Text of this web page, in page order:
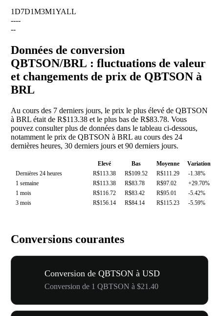
1D7D1M3M1YALL
----
--
Données de conversion
QBTSON/BRL : fluctuations de valeur
et changements de prix de QBTSON à
BRL
Au cours des 7 derniers jours, le prix le plus élevé de QBTSON
à BRL était de R$113.38 et le plus bas de R$83.78. Vous
pouvez consulter plus de données dans le tableau ci-dessous,
notamment le prix de QBTSON à BRL au cours des 24
dernières heures, 30 derniers jours et 90 derniers jours.
Elevé Bas Moyenne
Variation
Dernières 24 heures
R$113.38 R$109.52 R$111.29
-1.38%
1 semaine
R$113.38 R$83.78 R$97.02
+29.70%
1 mois
R$116.72 R$83.42 R$95.01
-5.42%
3 mois
R$156.14 R$84.14 R$115.23 -5.59%
Conversions courantes
Conversion de QBTSON à USD
Conversion de 1 QBTSON à $21.40